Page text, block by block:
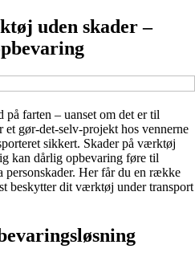
uden skader –
farten – uanset om det er til
et gør-det-selv-projekt hos vennerne
sikkert. Skader på værktøj
kan dårlig opbevaring føre til
personskader. Her får du en række
beskytter dit værktøj under transport